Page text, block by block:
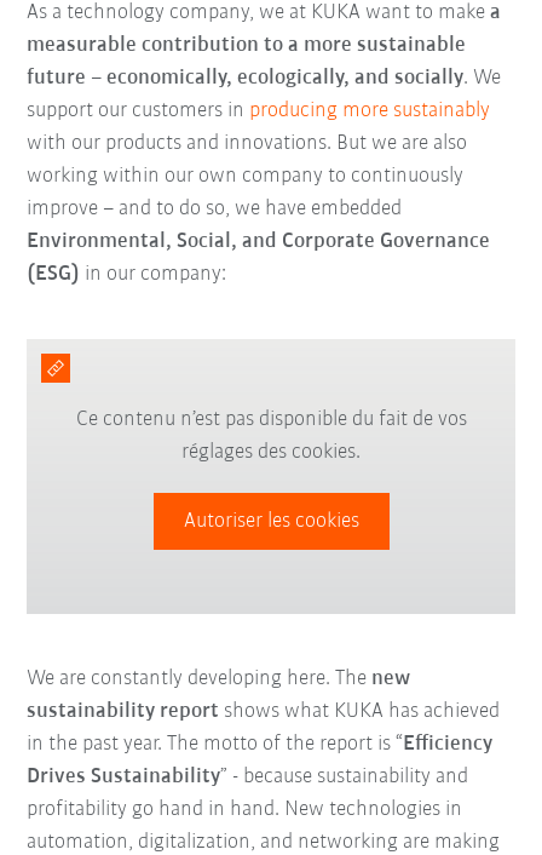
As a technology company, we at KUKA want to makea
measurable contribution to a more sustainable
future –economically, ecologically, and socially. We
support our customers in producing more sustainably
with our products and innovations. But we are also
working within our own company to continuously
improve – and to do so, we have embedded
Environmental, Social, and Corporate Governance
(ESG) in our company:
Ce contenu n’est pas disponible du fait de vos
réglages des cookies.
Autoriser les cookies
We are constantly developing here. The new
sustainability report shows what KUKA has achieved
in the past year. The motto of the report is “ Efficiency
Drives Sustainability” - because sustainability and
profitability go hand in hand. New technologies in
automation, digitalization, and networking are making